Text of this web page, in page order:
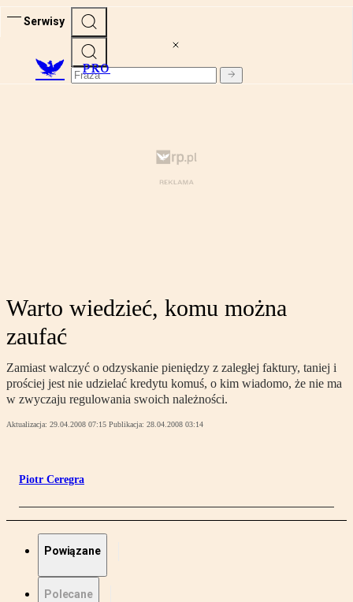
Serwisy
PRO
Warto wiedzieć, komu można
zaufać
Zamiast walczyć o odzyskanie pieniędzy z zaległej faktury, taniej i
prościej jest nie udzielać kredytu komuś, o kim wiadomo, że nie ma
w zwyczaju regulowania swoich należności.
Aktualizacja: 29.04.2008 07:15 Publikacja: 28.04.2008 03:14
Piotr Ceregra
Powiązane
Polecane